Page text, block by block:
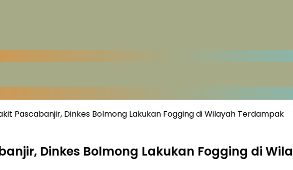
Pascabanjir, Dinkes Bolmong Lakukan Fogging di Wilayah Terdampak
Dinkes Bolmong Lakukan Fogging di